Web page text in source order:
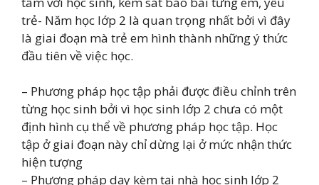
trẻ- Năm học lớp 2 là quan trọng nhất bởi vì đây
là giai đoạn mà trẻ em hình thành những ý thức
đầu tiên về việc học.
– Phương pháp học tập phải được điều chỉnh trên
từng học sinh bởi vì học sinh lớp 2 chưa có một
định hình cụ thể về phương pháp học tập. Học
tập ở giai đoạn này chỉ dừng lại ở mức nhận thức
hiện tượng
– Phương pháp dạy kèm tại nhà học sinh lớp 2